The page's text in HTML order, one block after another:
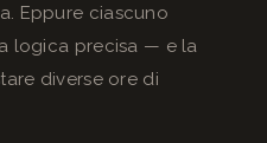
Eppure ciascuno
logica precisa — e la
diverse ore di